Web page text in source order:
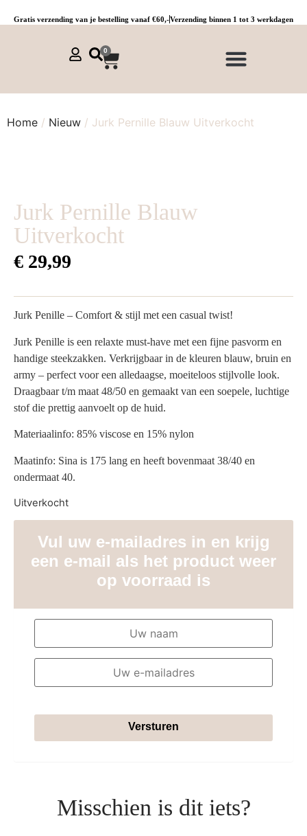
Gratis verzending van je bestelling vanaf €60,-Verzending binnen 1 tot 3 werkdagen
0
Home / Nieuw / Jurk Pernille Blauw Uitverkocht
Jurk Pernille Blauw
Uitverkocht
€ 29,99
Jurk Penille – Comfort & stijl met een casual twist!
Jurk Penille is een relaxte must-have met een fijne pasvorm en
handige steekzakken. Verkrijgbaar in de kleuren blauw, bruin en
army – perfect voor een alledaagse, moeiteloos stijlvolle look.
Draagbaar t/m maat 48/50 en gemaakt van een soepele, luchtige
stof die prettig aanvoelt op de huid.
Materiaalinfo: 85% viscose en 15% nylon
Maatinfo: Sina is 175 lang en heeft bovenmaat 38/40 en
ondermaat 40.
Uitverkocht
Vul uw e-mailadres in en krijg
een e-mail als het product weer
op voorraad is
Versturen
Misschien is dit iets?